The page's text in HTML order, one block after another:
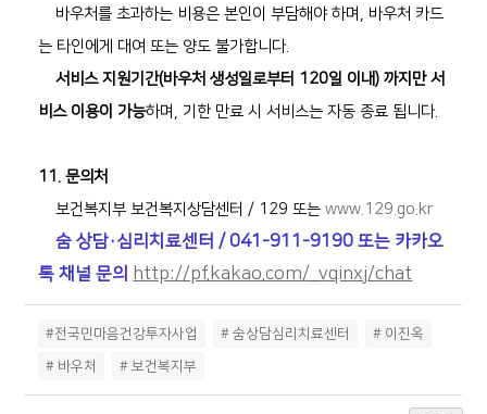
바우처를 초과하는 비용은 본인이 부담해야 하며, 바우처 카드
는 타인에게 대여 또는 양도 불가합니다.
서비스 지원기간(바우처 생성일로부터 120일 이내) 까지만 서
비스 이용이 가능하며, 기한 만료 시 서비스는 자동 종료 됩니다.
11. 문의처
보건복지부 보건복지상담센터 / 129 또는www.129.go.kr
숨 상담·심리치료센터 / 041-911-9190 또는 카카오
톡 채널 문의 http://pf.kakao.com/_vqinxj/chat
#전국민마음건강투자사업 # 숨상담심리치료센터 # 이진옥
# 바우처 # 보건복지부